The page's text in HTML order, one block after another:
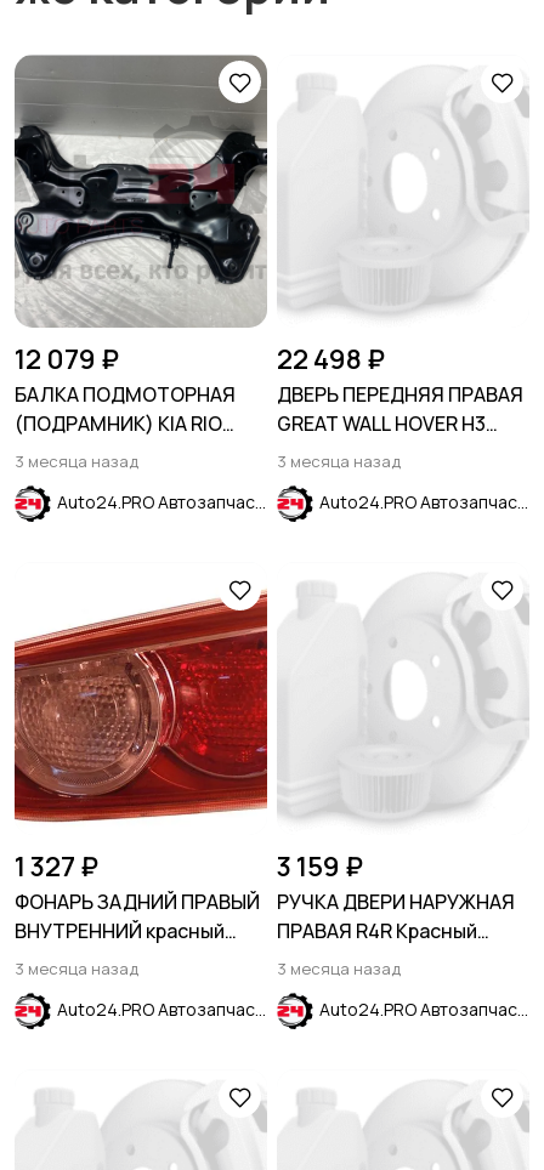
12 079 ₽
БАЛКА ПОДМОТОРНАЯ
(ПОДРАМНИК) KIA RIO
2011-2017
3 месяца назад
Auto24.PRO Автозапчасти
22 498 ₽
ДВЕРЬ ПЕРЕДНЯЯ ПРАВАЯ
GREAT WALL HOVER H3
2005-2014
3 месяца назад
Auto24.PRO Автозапчасти
1 327 ₽
ФОНАРЬ ЗАДНИЙ ПРАВЫЙ
ВНУТРЕННИЙ красный
MITSUBISHI LANCER X
2007-2017
3 месяца назад
Auto24.PRO Автозапчасти
3 159 ₽
РУЧКА ДВЕРИ НАРУЖНАЯ
ПРАВАЯ R4R Красный
HYUNDAI SOLARIS 2017-
2024
3 месяца назад
Auto24.PRO Автозапчасти